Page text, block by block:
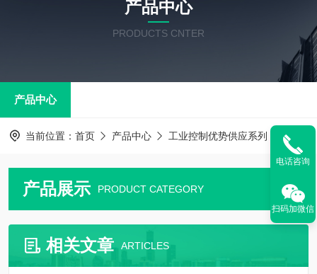
产品中心
PRODUCTS CNTER
产品中心
当前位置： 首页 产品中心 工业控制优势供应系列 优势供应
产品展示 PRODUCT CATEGORY
相关文章 ARTICLES
电话咨询
扫码加微信